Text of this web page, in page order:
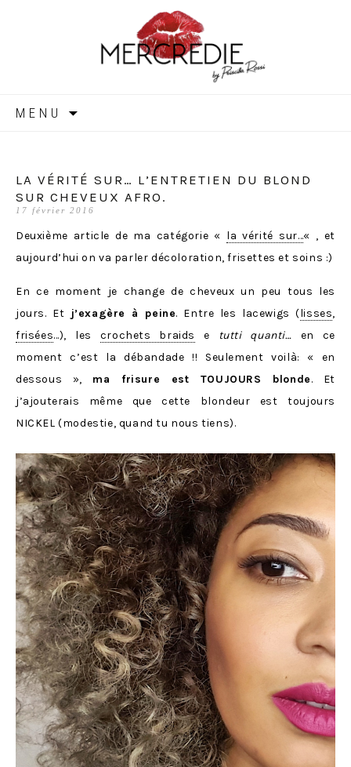
MERCREDIE
MENU
LA VÉRITÉ SUR… L’ENTRETIEN DU BLOND
SUR CHEVEUX AFRO.
17 février 2016
Deuxième article de ma catégorie « la vérité sur…« , et
aujourd’hui on va parler décoloration, frisettes et soins :)
En ce moment je change de cheveux un peu tous les
jours. Et j’exagère à peine. Entre les lacewigs (lisses,
frisées…), les crochets braids e tutti quanti… en ce
moment c’est la débandade !! Seulement voilà: « en
dessous », ma frisure est TOUJOURS blonde. Et
j’ajouterais même que cette blondeur est toujours
NICKEL (modestie, quand tu nous tiens).